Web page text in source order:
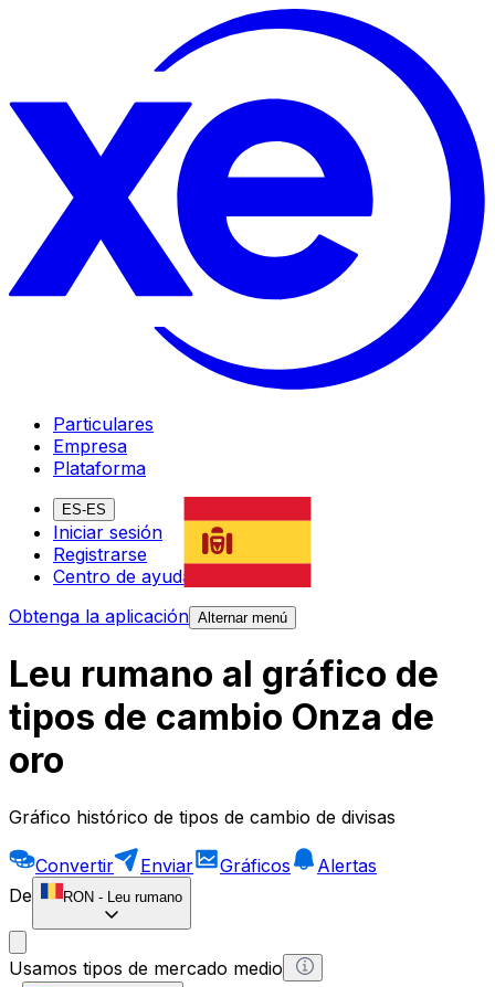
Particulares
Empresa
Plataforma
ES-ES
Iniciar sesión
Registrarse
Centro de ayuda
Obtenga la aplicación Alternar menú
Leu rumano al gráfico de
tipos de cambio Onza de
oro
Gráfico histórico de tipos de cambio de divisas
Convertir Enviar Gráficos
Alertas
De
RON - Leu rumano
Usamos tipos de mercado medio